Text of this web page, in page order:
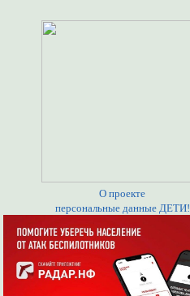
О проекте
персональные данные ДЕТИ!